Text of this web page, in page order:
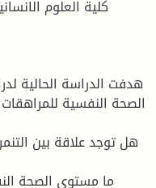
كلية العلوم
الصحة النفسية